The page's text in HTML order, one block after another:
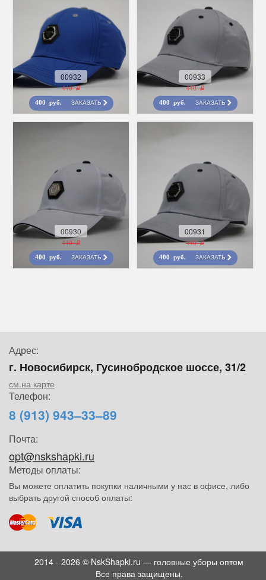
00932
440 r
400 руб. ЗАКАЗАТЬ
00933
440 r
400 руб. ЗАКАЗАТЬ
00930
440 r
400 руб. ЗАКАЗАТЬ
00931
440 r
400 руб. ЗАКАЗАТЬ
Адрес:
г. Новосибирск, Гусинобродское шоссе, 31/2
см.на карте
Телефон:
8 (913) 943–33–89
Почта:
opt@nskshapki.ru
Методы оплаты:
Вы можете оплатить покупки наличными у нас в офисе, либо
выбрать другой способ оплаты:
2014 - 2026 © NskShapki.ru — головные уборы оптом
Все права защищены.